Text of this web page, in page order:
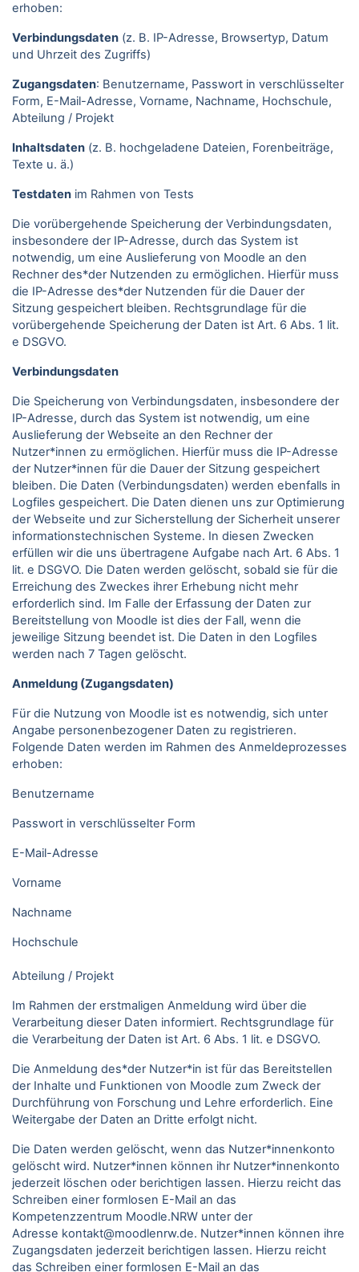
erhoben:
Verbindungsdaten (z. B. IP-Adresse, Browsertyp, Datum
und Uhrzeit des Zugriffs)
Zugangsdaten: Benutzername, Passwort in verschlüsselter
Form, E-Mail-Adresse, Vorname, Nachname, Hochschule,
Abteilung / Projekt
Inhaltsdaten (z. B. hochgeladene Dateien, Forenbeiträge,
Texte u. ä.)
Testdaten im Rahmen von Tests
Die vorübergehende Speicherung der Verbindungsdaten,
insbesondere der IP-Adresse, durch das System ist
notwendig, um eine Auslieferung von Moodle an den
Rechner des*der Nutzenden zu ermöglichen. Hierfür muss
die IP-Adresse des*der Nutzenden für die Dauer der
Sitzung gespeichert bleiben. Rechtsgrundlage für die
vorübergehende Speicherung der Daten ist Art. 6 Abs. 1 lit.
e DSGVO.
Verbindungsdaten
Die Speicherung von Verbindungsdaten, insbesondere der
IP-Adresse, durch das System ist notwendig, um eine
Auslieferung der Webseite an den Rechner der
Nutzer*innen zu ermöglichen. Hierfür muss die IP-Adresse
der Nutzer*innen für die Dauer der Sitzung gespeichert
bleiben. Die Daten (Verbindungsdaten) werden ebenfalls in
Logfiles gespeichert. Die Daten dienen uns zur Optimierung
der Webseite und zur Sicherstellung der Sicherheit unserer
informationstechnischen Systeme. In diesen Zwecken
erfüllen wir die uns übertragene Aufgabe nach Art. 6 Abs. 1
lit. e DSGVO. Die Daten werden gelöscht, sobald sie für die
Erreichung des Zweckes ihrer Erhebung nicht mehr
erforderlich sind. Im Falle der Erfassung der Daten zur
Bereitstellung von Moodle ist dies der Fall, wenn die
jeweilige Sitzung beendet ist. Die Daten in den Logfiles
werden nach 7 Tagen gelöscht.
Anmeldung (Zugangsdaten)
Für die Nutzung von Moodle ist es notwendig, sich unter
Angabe personenbezogener Daten zu registrieren.
Folgende Daten werden im Rahmen des Anmeldeprozesses
erhoben:
Benutzername
Passwort in verschlüsselter Form
E-Mail-Adresse
Vorname
Nachname
Hochschule
Abteilung / Projekt
Im Rahmen der erstmaligen Anmeldung wird über die
Verarbeitung dieser Daten informiert. Rechtsgrundlage für
die Verarbeitung der Daten ist Art. 6 Abs. 1 lit. e DSGVO.
Die Anmeldung des*der Nutzer*in ist für das Bereitstellen
der Inhalte und Funktionen von Moodle zum Zweck der
Durchführung von Forschung und Lehre erforderlich. Eine
Weitergabe der Daten an Dritte erfolgt nicht.
Die Daten werden gelöscht, wenn das Nutzer*innenkonto
gelöscht wird. Nutzer*innen können ihr Nutzer*innenkonto
jederzeit löschen oder berichtigen lassen. Hierzu reicht das
Schreiben einer formlosen E-Mail an das
Kompetenzzentrum Moodle.NRW unter der
Adresse kontakt@moodlenrw.de. Nutzer*innen können ihre
Zugangsdaten jederzeit berichtigen lassen. Hierzu reicht
das Schreiben einer formlosen E-Mail an das